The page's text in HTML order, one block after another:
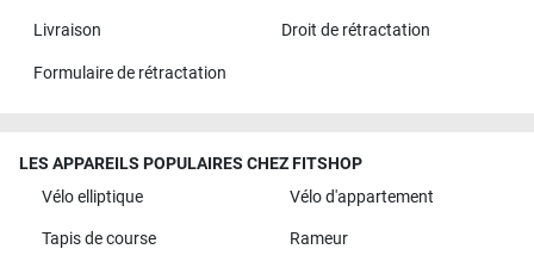
Livraison Droit de rétractation
Formulaire de rétractation
LES APPAREILS POPULAIRES CHEZ FITSHOP
Vélo elliptique
Vélo d'appartement
Tapis de course Rameur